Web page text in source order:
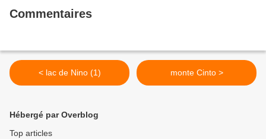
Commentaires
< lac de Nino (1) monte Cinto >
Hébergé par Overblog
Top articles